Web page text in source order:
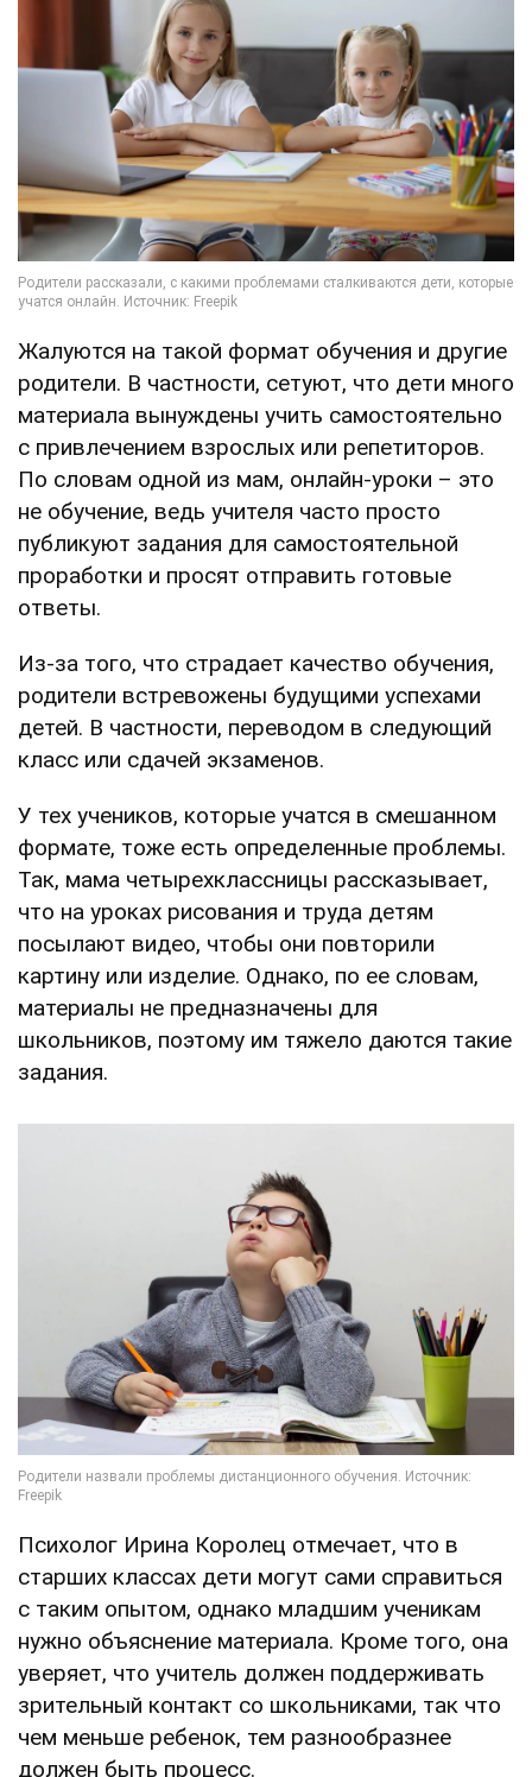
Жалуются на такой формат обучения и другие
родители. В частности, сетуют, что дети много
материала вынуждены учить самостоятельно
с привлечением взрослых или репетиторов.
По словам одной из мам, онлайн-уроки – это
не обучение, ведь учителя часто просто
публикуют задания для самостоятельной
проработки и просят отправить готовые
ответы.
Из-за того, что страдает качество обучения,
родители встревожены будущими успехами
детей. В частности, переводом в следующий
класс или сдачей экзаменов.
У тех учеников, которые учатся в смешанном
формате, тоже есть определенные проблемы.
Так, мама четырехклассницы рассказывает,
что на уроках рисования и труда детям
посылают видео, чтобы они повторили
картину или изделие. Однако, по ее словам,
материалы не предназначены для
школьников, поэтому им тяжело даются такие
задания.
Психолог Ирина Королец отмечает, что в
старших классах дети могут сами справиться
с таким опытом, однако младшим ученикам
нужно объяснение материала. Кроме того, она
уверяет, что учитель должен поддерживать
зрительный контакт со школьниками, так что
чем меньше ребенок, тем разнообразнее
должен быть процесс.